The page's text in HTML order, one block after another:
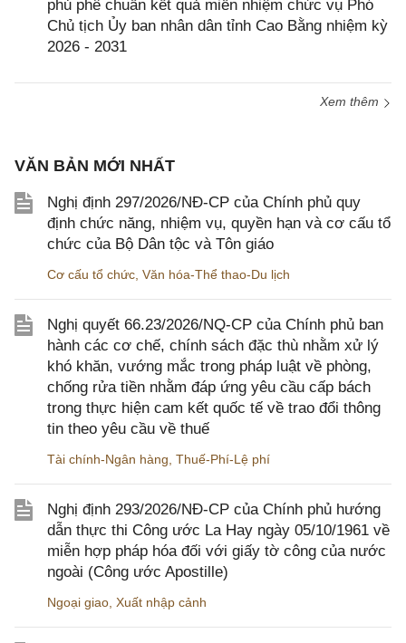
phủ phê chuẩn kết quả miễn nhiệm chức vụ Phó
Chủ tịch Ủy ban nhân dân tỉnh Cao Bằng nhiệm kỳ
2026 - 2031
Xem thêm
VĂN BẢN MỚI NHẤT
Nghị định 297/2026/NĐ-CP của Chính phủ quy
định chức năng, nhiệm vụ, quyền hạn và cơ cấu tổ
chức của Bộ Dân tộc và Tôn giáo
Cơ cấu tổ chức, Văn hóa-Thể thao-Du lịch
Nghị quyết 66.23/2026/NQ-CP của Chính phủ ban
hành các cơ chế, chính sách đặc thù nhằm xử lý
khó khăn, vướng mắc trong pháp luật về phòng,
chống rửa tiền nhằm đáp ứng yêu cầu cấp bách
trong thực hiện cam kết quốc tế về trao đổi thông
tin theo yêu cầu về thuế
Tài chính-Ngân hàng, Thuế-Phí-Lệ phí
Nghị định 293/2026/NĐ-CP của Chính phủ hướng
dẫn thực thi Công ước La Hay ngày 05/10/1961 về
miễn hợp pháp hóa đối với giấy tờ công của nước
ngoài (Công ước Apostille)
Ngoại giao, Xuất nhập cảnh